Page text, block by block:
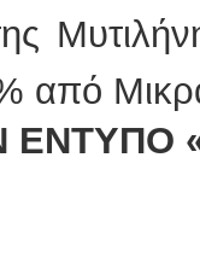
από
ΕΝΤΥΠΟ